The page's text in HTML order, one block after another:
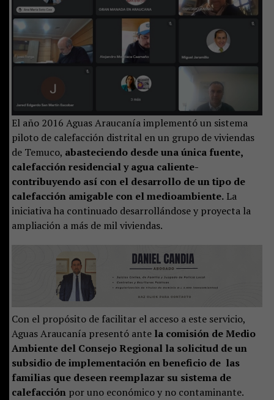
El año 2016 Aguas Araucanía implementó un sistema
piloto de calefacción distrital en un grupo de viviendas
de Temuco, abasteciendo desde una única fuente,
calefacción residencial y agua caliente-
contribuyendo así con el desarrollo de un tipo de
calefacción amigable con el medioambiente.La
iniciativa ha continuado desarrollándose y proyecta la
ampliación a más de mil viviendas.
Con el propósito de facilitar el acceso a este servicio,
Aguas Araucanía presentó ante la comisión de Medio
Ambiente del Consejo Regional la solicitud de un
subsidio de implementación en beneficio de las
familias que deseen reemplazar su sistema de
calefacciónpor uno económico y no contaminante.